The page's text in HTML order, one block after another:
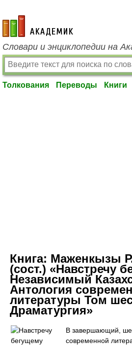
academic.ru
Словари и энциклопедии на
Толкования Переводы Книги
Книга: Маженкызы
(сост.) «Навстречу
Независимый
Антология
литературы Том
Драматургия»
В завершающий,
современной